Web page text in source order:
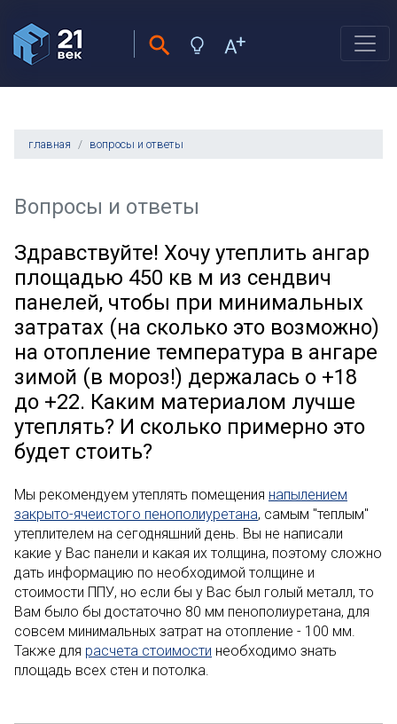
главная вопросы и ответы
Вопросы и ответы
Здравствуйте! Хочу утеплить ангар
площадью 450 кв м из сендвич
панелей, чтобы при минимальных
затратах (на сколько это возможно)
на отопление температура в ангаре
зимой (в мороз!) держалась о +18
до +22. Каким материалом лучше
утеплять? И сколько примерно это
будет стоить?
Мы рекомендуем утеплять помещения напылением
закрыто-ячеистого пенополиуретана, самым "теплым"
утеплителем на сегодняшний день. Вы не написали
какие у Вас панели и какая их толщина, поэтому сложно
дать информацию по необходимой толщине и
стоимости ППУ, но если бы у Вас был голый металл, то
Вам было бы достаточно 80 мм пенополиуретана, для
совсем минимальных затрат на отопление - 100 мм.
Также для расчета стоимости необходимо знать
площадь всех стен и потолка.